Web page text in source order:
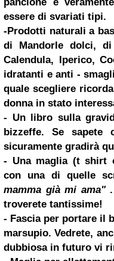
essere di svariati tipi.
-Prodotti naturali a
di Mandorle dolci, di
Calendula, Iperico,
idratanti e anti -
quale scegliere
donna in stato
- Un libro sulla
bizzeffe. Se sapete
sicuramente gradirà
- Una maglia (t shirt
con una di quelle
mamma già mi ama".
troverete tantissime!
- Fascia per portare il
marsupio. Vedrete,
dubbiosa in futuro vi